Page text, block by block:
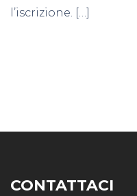
l’iscrizione. […]
CONTATTACI